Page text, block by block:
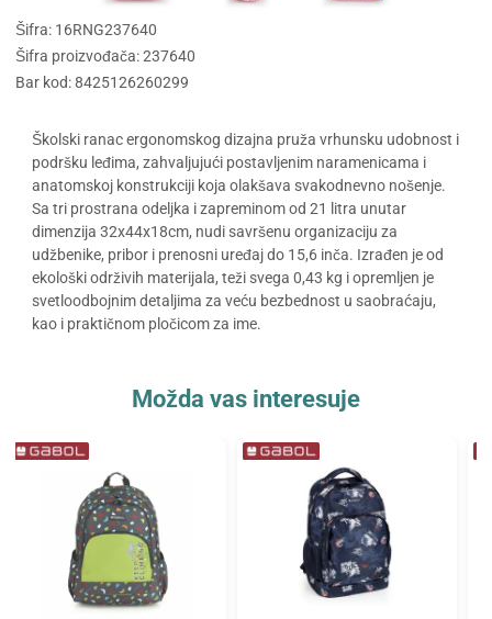
Šifra: 16RNG237640
Šifra proizvođača: 237640
Bar kod: 8425126260299
Školski ranac ergonomskog dizajna pruža vrhunsku udobnost i
podršku leđima, zahvaljujući postavljenim naramenicama i
anatomskoj konstrukciji koja olakšava svakodnevno nošenje.
Sa tri prostrana odeljka i zapreminom od 21 litra unutar
dimenzija 32x44x18cm, nudi savršenu organizaciju za
udžbenike, pribor i prenosni uređaj do 15,6 inča. Izrađen je od
ekološki održivih materijala, teži svega 0,43 kg i opremljen je
svetloodbojnim detaljima za veću bezbednost u saobraćaju,
kao i praktičnom pločicom za ime.
Možda vas interesuje